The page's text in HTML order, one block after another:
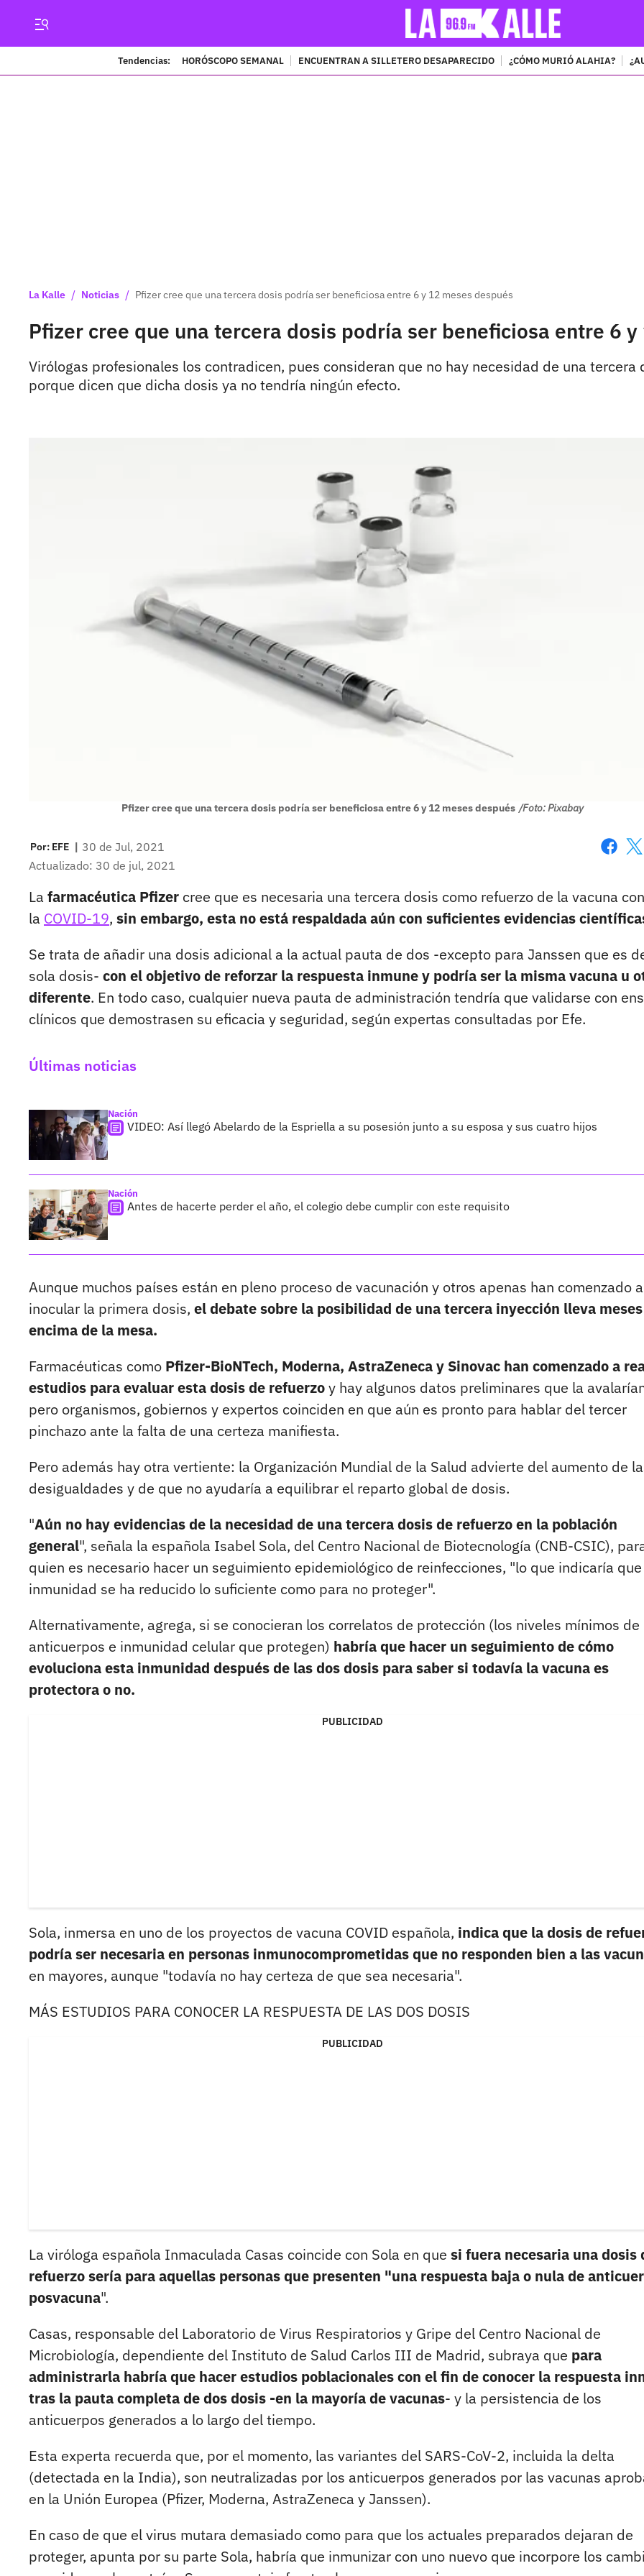
Tendencias: HORÓSCOPO SEMANAL ENCUENTRAN A SILLETERO DESAPARECIDO ¿CÓMO MURIÓ ALAHIA?
La Kalle / Noticias / Pfizer cree que una tercera dosis podría ser beneficiosa entre 6 y 12 meses después
Pfizer cree que una tercera dosis podría ser beneficiosa entre 6
Virólogas profesionales los contradicen, pues consideran que no hay necesidad de una
porque dicen que dicha dosis ya no tendría ningún efecto.
Pfizer cree que una tercera dosis podría ser beneficiosa entre 6 y 12 meses después /Foto: Pixabay
Por: EFE | 30 de Jul, 2021
Actualizado: 30 de jul, 2021
La farmacéutica Pfizer cree que es necesaria una tercera dosis como refuerzo de la vacuna
la COVID-19, sin embargo, esta no está respaldada aún con suficientes evidencias
Se trata de añadir una dosis adicional a la actual pauta de dos -excepto para Janssen que es
sola dosis- con el objetivo de reforzar la respuesta inmune y podría ser la misma vacuna u
diferente. En todo caso, cualquier nueva pauta de administración tendría que validarse con
clínicos que demostrasen su eficacia y seguridad, según expertas consultadas por Efe.
Últimas noticias
Nación
VIDEO: Así llegó Abelardo de la Espriella a su posesión junto a su esposa y sus cuatro hijos
Nación
Antes de hacerte perder el año, el colegio debe cumplir con este requisito
Aunque muchos países están en pleno proceso de vacunación y otros apenas han comenzado a
inocular la primera dosis, el debate sobre la posibilidad de una tercera inyección lleva meses
encima de la mesa.
Farmacéuticas como Pfizer-BioNTech, Moderna, AstraZeneca y Sinovac han comenzado a
estudios para evaluar esta dosis de refuerzoy hay algunos datos preliminares que la
pero organismos, gobiernos y expertos coinciden en que aún es pronto para hablar del tercer
pinchazo ante la falta de una certeza manifiesta.
Pero además hay otra vertiente: la Organización Mundial de la Salud advierte del aumento de
desigualdades y de que no ayudaría a equilibrar el reparto global de dosis.
"Aún no hay evidencias de la necesidad de una tercera dosis de refuerzo en la población
general", señala la española Isabel Sola, del Centro Nacional de Biotecnología (CNB-CSIC),
quien es necesario hacer un seguimiento epidemiológico de reinfecciones, "lo que indicaría
inmunidad se ha reducido lo suficiente como para no proteger".
Alternativamente, agrega, si se conocieran los correlatos de protección (los niveles mínimos de
anticuerpos e inmunidad celular que protegen) habría que hacer un seguimiento de cómo
evoluciona esta inmunidad después de las dos dosis para saber si todavía la vacuna es
protectora o no.
PUBLICIDAD
Sola, inmersa en uno de los proyectos de vacuna COVID española, indica que la dosis de
podría ser necesaria en personas inmunocomprometidas que no responden bien a las
en mayores, aunque "todavía no hay certeza de que sea necesaria".
MÁS ESTUDIOS PARA CONOCER LA RESPUESTA DE LAS DOS DOSIS
PUBLICIDAD
La viróloga española Inmaculada Casas coincide con Sola en que si fuera necesaria una dosis
refuerzo sería para aquellas personas que presenten "una respuesta baja o nula de
posvacuna".
Casas, responsable del Laboratorio de Virus Respiratorios y Gripe del Centro Nacional de
Microbiología, dependiente del Instituto de Salud Carlos III de Madrid, subraya que para
administrarla habría que hacer estudios poblacionales con el fin de conocer la respuesta
tras la pauta completa de dos dosis -en la mayoría de vacunas- y la persistencia de los
anticuerpos generados a lo largo del tiempo.
Esta experta recuerda que, por el momento, las variantes del SARS-CoV-2, incluida la delta
(detectada en la India), son neutralizadas por los anticuerpos generados por las vacunas
en la Unión Europea (Pfizer, Moderna, AstraZeneca y Janssen).
En caso de que el virus mutara demasiado como para que los actuales preparados dejaran de
proteger, apunta por su parte Sola, habría que inmunizar con uno nuevo que incorpore los